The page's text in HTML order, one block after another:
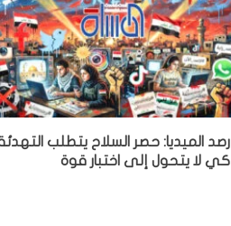
رصد الميديا: حصر السلاح يتطلب
كي لا يتحول إلى اختبار قوة